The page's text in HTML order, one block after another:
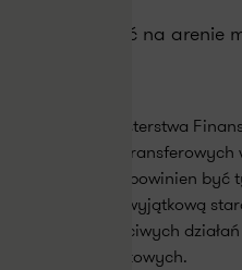
Działalność na
Działania Ministerstwa
że obszar cen
zagranicznym powinien
realizowany z wyjątkową
zarzutu nieuczciwych
skutków podatkowych.